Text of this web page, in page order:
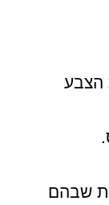
הצבע
שבהם